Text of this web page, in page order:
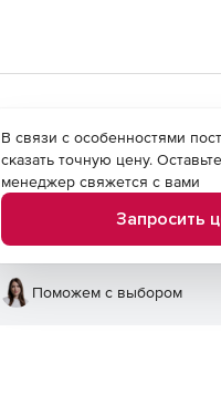
В связи с особенностями
сказать точную цену.
менеджер свяжется с вами
Запросить
Поможем с выбором